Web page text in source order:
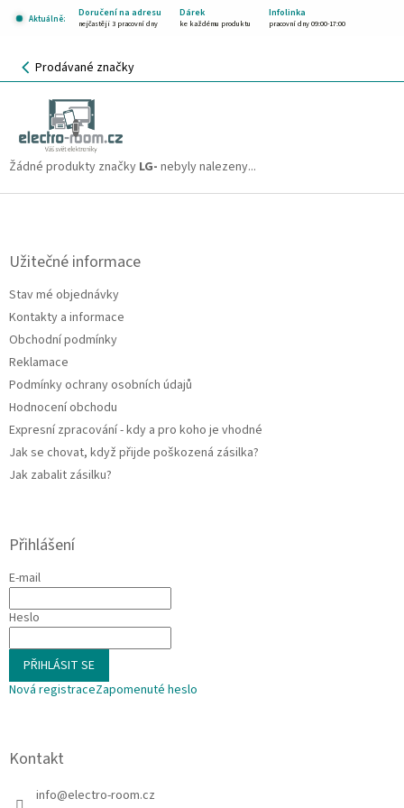
Aktuálně:
Doručení na adresu Dárek Infolinka
nejčastěji 3 pracovní dny ke každému produktu pracovní dny 09:00-17:00
NÁKUPNÍ
KOŠÍK
Prodávané značky
Žádné produkty značky LG- nebyly nalezeny...
Z
Užitečné informace
Stav mé objednávky
Kontakty a informace
Obchodní podmínky
Reklamace
Podmínky ochrany osobních údajů
Hodnocení obchodu
Expresní zpracování - kdy a pro koho je vhodné
Jak se chovat, když přijde poškozená zásilka?
Jak zabalit zásilku?
Přihlášení
E-mail
Heslo
PŘIHLÁSIT SE
Nová registraceZapomenuté heslo
Kontakt
info@electro-room.cz